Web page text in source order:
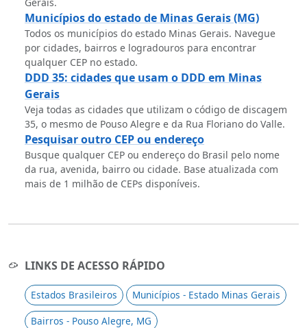
Municípios do estado de Minas Gerais (MG)
Todos os municípios do estado Minas Gerais. Navegue
por cidades, bairros e logradouros para encontrar
qualquer CEP no estado.
DDD 35: cidades que usam o DDD em Minas
Gerais
Veja todas as cidades que utilizam o código de discagem
35, o mesmo de Pouso Alegre e da Rua Floriano do Valle.
Pesquisar outro CEP ou endereço
Busque qualquer CEP ou endereço do Brasil pelo nome
da rua, avenida, bairro ou cidade. Base atualizada com
mais de 1 milhão de CEPs disponíveis.
LINKS DE ACESSO RÁPIDO
Estados Brasileiros
Municípios - Estado Minas Gerais
Bairros - Pouso Alegre, MG